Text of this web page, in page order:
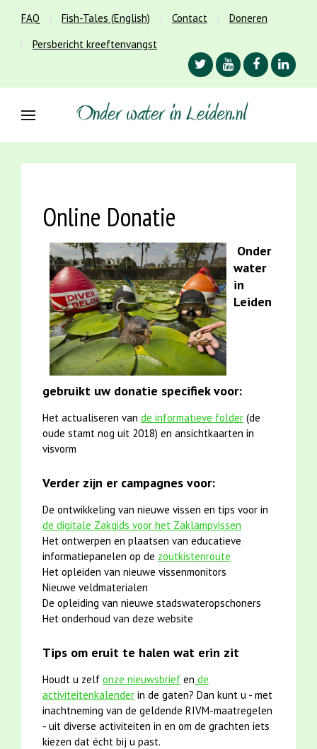
FAQ Fish-Tales (English) Contact
Doneren
Persbericht kreeftenvangst
Online Donatie
Onder
water
in
Leiden
gebruikt uw donatie specifiek voor:
Het actualiseren van de informatieve folder (de
oude stamt nog uit 2018) en ansichtkaarten in
visvorm
Verder zijn er campagnes voor:
De ontwikkeling van nieuwe vissen en tips voor in
de digitale Zakgids voor het Zaklampvissen
Het ontwerpen en plaatsen van educatieve
informatiepanelen op de zoutkistenroute
Het opleiden van nieuwe vissenmonitors
Nieuwe veldmaterialen
De opleiding van nieuwe stadswateropschoners
Het onderhoud van deze website
Tips om eruit te halen wat erin zit
Houdt u zelf onze nieuwsbrief en de
activiteitenkalender in de gaten? Dan kunt u - met
inachtneming van de geldende RIVM-maatregelen
- uit diverse activiteiten in en om de grachten iets
kiezen dat écht bij u past.